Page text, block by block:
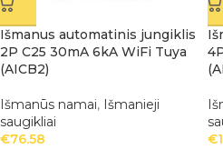
Išmanus automatinis jungiklis
2P C25 30mA 6kA WiFi Tuya
(AICB2)
Išmanūs namai, Išmanieji
saugikliai
€76.58
€